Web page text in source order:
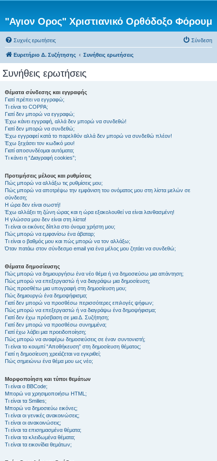
"Αγιον Ορος" Χριστιανικό Ορθόδοξο Φόρουμ
Συχνές ερωτήσεις Σύνδεση
Ευρετήριο Δ. Συζήτησης Συνήθεις ερωτήσεις
Συνήθεις ερωτήσεις
Θέματα σύνδεσης και εγγραφής
Γιατί πρέπει να εγγραφώ;
Τι είναι το COPPA;
Γιατί δεν μπορώ να εγγραφώ;
Έχω κάνει εγγραφή, αλλά δεν μπορώ να συνδεθώ!
Γιατί δεν μπορώ να συνδεθώ;
Έχω εγγραφεί κατά το παρελθόν αλλά δεν μπορώ να συνδεθώ πλέον!
Έχω ξεχάσει τον κωδικό μου!
Γιατί αποσυνδέομαι αυτόματα;
Τι κάνει η “Διαγραφή cookies”;
Προτιμήσεις μέλους και ρυθμίσεις
Πώς μπορώ να αλλάξω τις ρυθμίσεις μου;
Πώς μπορώ να αποτρέψω την εμφάνιση του ονόματος μου στη λίστα μελών σε
σύνδεση;
Η ώρα δεν είναι σωστή!
Έχω αλλάξει τη ζώνη ώρας και η ώρα εξακολουθεί να είναι λανθασμένη!
Η γλώσσα μου δεν είναι στη λίστα!
Τι είναι οι εικόνες δίπλα στο όνομα χρήστη μου;
Πώς μπορώ να εμφανίσω ένα άβαταρ;
Τι είναι ο βαθμός μου και πώς μπορώ να τον αλλάξω;
Όταν πατάω στον σύνδεσμο email για ένα μέλος μου ζητάει να συνδεθώ;
Θέματα δημοσίευσης
Πώς μπορώ να δημιουργήσω ένα νέο θέμα ή να δημοσιεύσω μια απάντηση;
Πώς μπορώ να επεξεργαστώ ή να διαγράψω μια δημοσίευση;
Πώς προσθέτω μια υπογραφή στη δημοσίευση μου;
Πώς δημιουργώ ένα δημοψήφισμα;
Γιατί δεν μπορώ να προσθέσω περισσότερες επιλογές ψήφων;
Πώς μπορώ να επεξεργαστώ ή να διαγράψω ένα δημοψήφισμα;
Γιατί δεν έχω πρόσβαση σε μια Δ. Συζήτηση;
Γιατί δεν μπορώ να προσθέσω συνημμένα;
Γιατί έχω λάβει μια προειδοποίηση;
Πώς μπορώ να αναφέρω δημοσιεύσεις σε έναν συντονιστή;
Τι είναι το κουμπί “Αποθήκευση” στη δημοσίευση θέματος;
Γιατί η δημοσίευση χρειάζεται να εγκριθεί;
Πώς σημειώνω ένα θέμα μου ως νέο;
Μορφοποίηση και τύποι θεμάτων
Τι είναι ο BBCode;
Μπορώ να χρησιμοποιήσω HTML;
Τι είναι τα Smilies;
Μπορώ να δημοσιεύω εικόνες;
Τι είναι οι γενικές ανακοινώσεις;
Τι είναι οι ανακοινώσεις;
Τι είναι τα επισημασμένα θέματα;
Τι είναι τα κλειδωμένα θέματα;
Τι είναι τα εικονίδια θεμάτων;